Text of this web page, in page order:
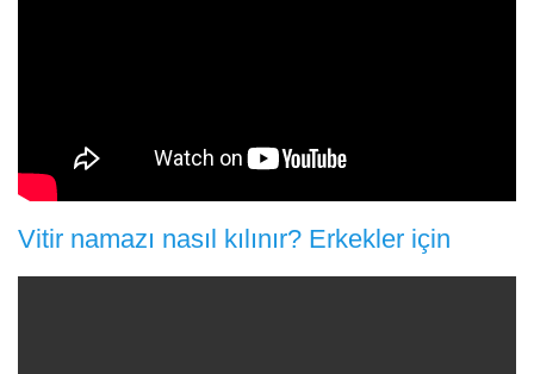
Vitir namazı nasıl kılınır? Erkekler için